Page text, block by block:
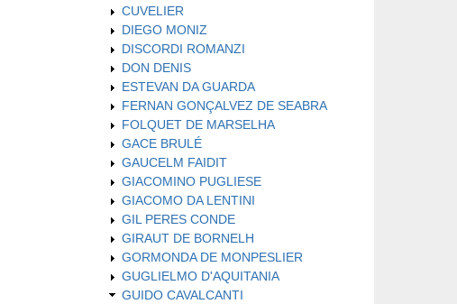
CUVELIER
DIEGO MONIZ
DISCORDI ROMANZI
DON DENIS
ESTEVAN DA GUARDA
FERNAN GONÇALVEZ DE SEABRA
FOLQUET DE MARSELHA
GACE BRULÉ
GAUCELM FAIDIT
GIACOMINO PUGLIESE
GIACOMO DA LENTINI
GIL PERES CONDE
GIRAUT DE BORNELH
GORMONDA DE MONPESLIER
GUGLIELMO D'AQUITANIA
GUIDO CAVALCANTI